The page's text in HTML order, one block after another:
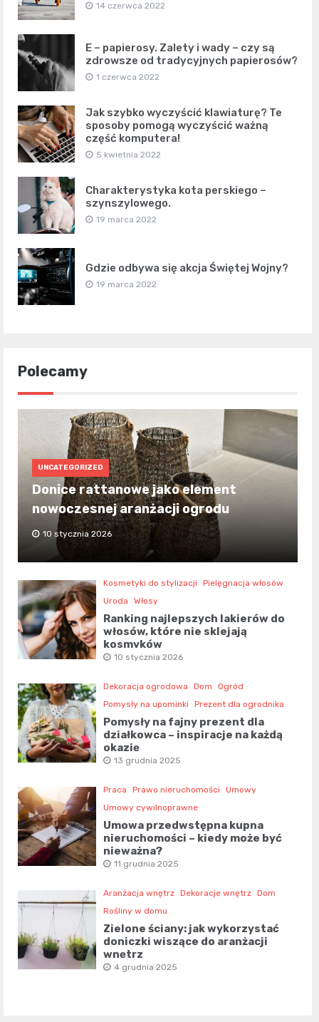
14 czerwca 2022
E – papierosy. Zalety i wady – czy są
zdrowsze od tradycyjnych papierosów?
1 czerwca 2022
Jak szybko wyczyścić klawiaturę? Te
sposoby pomogą wyczyścić ważną
część komputera!
5 kwietnia 2022
Charakterystyka kota perskiego –
szynszylowego.
19 marca 2022
Gdzie odbywa się akcja Świętej Wojny?
19 marca 2022
Polecamy
UNCATEGORIZED
Donice rattanowe jako element
nowoczesnej aranżacji ogrodu
10 stycznia 2026
Kosmetyki do stylizacji
Pielęgnacja włosów
Uroda
Włosy
Ranking najlepszych lakierów do
włosów, które nie sklejają
kosmyków
10 stycznia 2026
Dekoracja ogrodowa Dom
Ogród
Pomysły na upominki
Prezent dla ogrodnika
Pomysły na fajny prezent dla
działkowca – inspiracje na każdą
okazję
13 grudnia 2025
Praca Prawo nieruchomości
Umowy
Umowy cywilnoprawne
Umowa przedwstępna kupna
nieruchomości – kiedy może być
nieważna?
11 grudnia 2025
Aranżacja wnętrz Dekoracje wnętrz Dom
Rośliny w domu
Zielone ściany: jak wykorzystać
doniczki wiszące do aranżacji
wnętrz
4 grudnia 2025